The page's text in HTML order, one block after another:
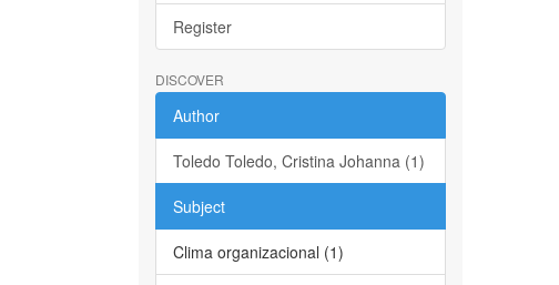
Register
DISCOVER
Author
Toledo Toledo, Cristina Johanna (1)
Subject
Clima organizacional (1)